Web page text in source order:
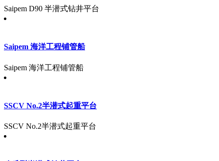
Saipem D90 半潜式钻井平台
Saipem 海洋工程铺管船
Saipem 海洋工程铺管船
SSCV No.2半潜式起重平台
SSCV No.2半潜式起重平台